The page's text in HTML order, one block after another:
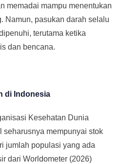
memadai mampu menentukan
Namun, pasukan darah selalu
terutama ketika
dan bencana.
di Indonesia
Kesehatan Dunia
seharusnya mempunyai stok
jumlah populasi yang ada
dari Worldometer (2026)